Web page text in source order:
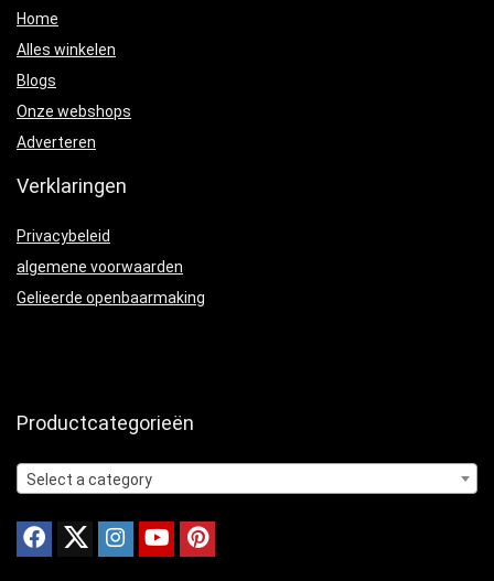
Home
Alles winkelen
Blogs
Onze webshops
Adverteren
Verklaringen
Privacybeleid
algemene voorwaarden
Gelieerde openbaarmaking
Productcategorieën
Select a category